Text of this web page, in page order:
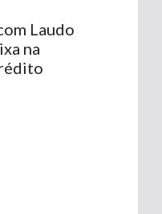
Laudo
na